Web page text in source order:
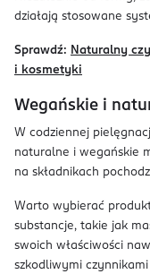
działają stosowane
Sprawdź: Naturalny
i kosmetyki
Wegańskie i
W codziennej
naturalne i wegańskie
na składnikach
Warto wybierać
substancje, takie jak
swoich właściwości
szkodliwymi